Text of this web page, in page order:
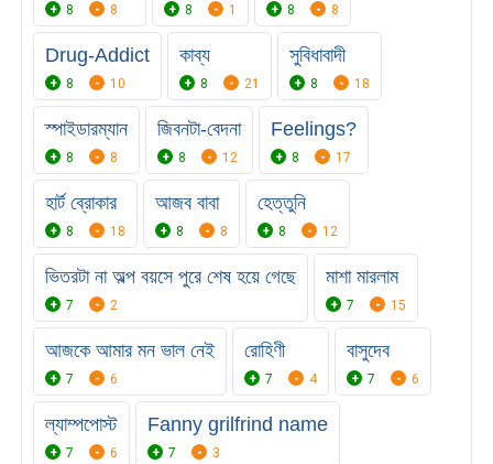
8 8 8 1 8 8
Drug-Addict
8 10
কাব্য
8 21
সুবিধাবাদী
8 18
স্পাইডারম্যান
8 8
জিবনটা-বেদনা
8 12
Feelings?
8 17
হার্ট ব্রোকার
8 18
আজব বাবা
8 8
হেত্তুনি
8 12
ভিতরটা না অল্প বয়সে পুরে শেষ হয়ে গেছে
7 2
মাশা মারলাম
7 15
আজকে আমার মন ভাল নেই
7 6
রোহিণী
7 4
বাসুদেব
7 6
ল্যাম্পপোস্ট
7 6
Fanny grilfrind name
7 3